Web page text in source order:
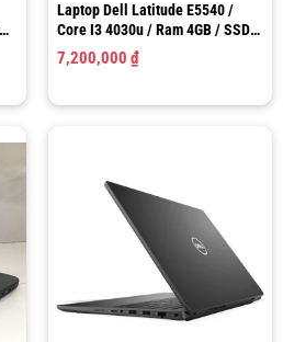
Laptop Dell Latitude E5540 /
Core I3 4030u / Ram 4GB / SSD
128GB / HD Graphics 4400/ LCD
15.6″ HD
7,200,000 ₫